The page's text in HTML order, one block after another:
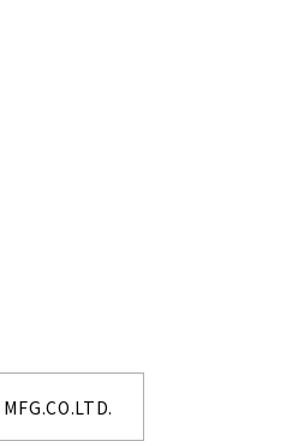
MFG.CO.LTD.